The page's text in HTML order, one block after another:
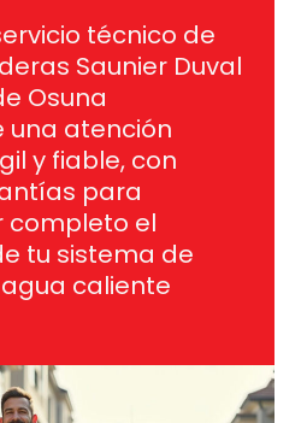
técnico de
Saunier Duval
Osuna
una atención
y fiable, con
para
completo el
tu sistema de
caliente